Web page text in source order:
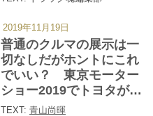
普通のクルマの展示は一
切なしだがホントにこれ
でいい？ 東京モーター
ショー2019でトヨタが目
指したものとは
TEXT: 青山尚暉
2019年11月19日